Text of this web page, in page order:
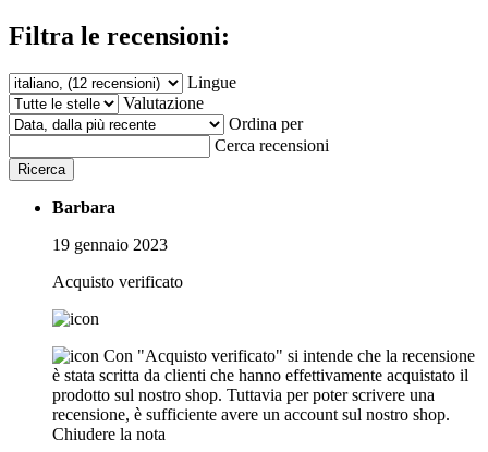
Filtra le recensioni:
Lingue
Valutazione
Ordina per
Cerca recensioni
Ricerca
Barbara
19 gennaio 2023
Acquisto verificato
Con "Acquisto verificato" si intende che la recensione
è stata scritta da clienti che hanno effettivamente acquistato il
prodotto sul nostro shop. Tuttavia per poter scrivere una
recensione, è sufficiente avere un account sul nostro shop.
Chiudere la nota